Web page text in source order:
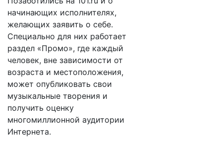
начинающих исполнителях,
желающих заявить о себе.
Специально для них работает
раздел «Промо», где каждый
человек, вне зависимости от
возраста и местоположения,
может опубликовать свои
музыкальные творения и
получить оценку
многомиллионной аудитории
Интернета.